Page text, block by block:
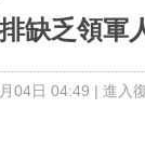
缺乏領軍
04日 04:49 | 進入